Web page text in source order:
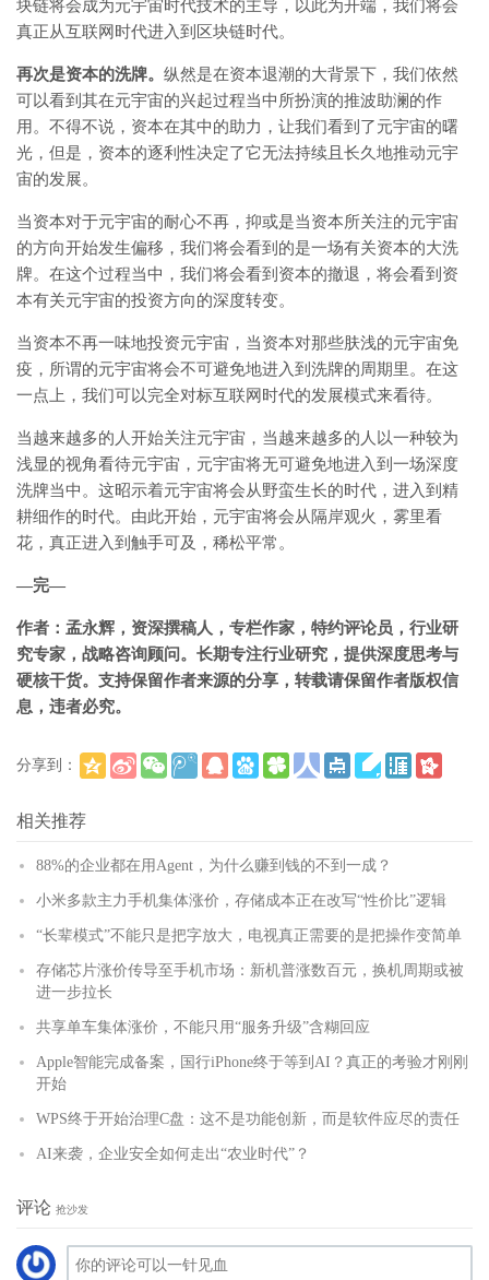
块链将会成为元宇宙时代技术的主导，以此为开端，我们将会
真正从互联网时代进入到区块链时代。
再次是资本的洗牌。 纵然是在资本退潮的大背景下，我们依然
可以看到其在元宇宙的兴起过程当中所扮演的推波助澜的作
用。不得不说，资本在其中的助力，让我们看到了元宇宙的曙
光，但是，资本的逐利性决定了它无法持续且长久地推动元宇
宙的发展。
当资本对于元宇宙的耐心不再，抑或是当资本所关注的元宇宙
的方向开始发生偏移，我们将会看到的是一场有关资本的大洗
牌。在这个过程当中，我们将会看到资本的撤退，将会看到资
本有关元宇宙的投资方向的深度转变。
当资本不再一味地投资元宇宙，当资本对那些肤浅的元宇宙免
疫，所谓的元宇宙将会不可避免地进入到洗牌的周期里。在这
一点上，我们可以完全对标互联网时代的发展模式来看待。
当越来越多的人开始关注元宇宙，当越来越多的人以一种较为
浅显的视角看待元宇宙，元宇宙将无可避免地进入到一场深度
洗牌当中。这昭示着元宇宙将会从野蛮生长的时代，进入到精
耕细作的时代。由此开始，元宇宙将会从隔岸观火，雾里看
花，真正进入到触手可及，稀松平常。
—完—
作者：孟永辉，资深撰稿人，专栏作家，特约评论员，行业研
究专家，战略咨询顾问。长期专注行业研究，提供深度思考与
硬核干货。支持保留作者来源的分享，转载请保留作者版权信
息，违者必究。
分享到：
相关推荐
88%的企业都在用Agent，为什么赚到钱的不到一成？
小米多款主力手机集体涨价，存储成本正在改写“性价比”逻辑
“长辈模式”不能只是把字放大，电视真正需要的是把操作变简单
存储芯片涨价传导至手机市场：新机普涨数百元，换机周期或被
进一步拉长
共享单车集体涨价，不能只用“服务升级”含糊回应
Apple智能完成备案，国行iPhone终于等到AI？真正的考验才刚刚
开始
WPS终于开始治理C盘：这不是功能创新，而是软件应尽的责任
AI来袭，企业安全如何走出“农业时代”？
评论 抢沙发